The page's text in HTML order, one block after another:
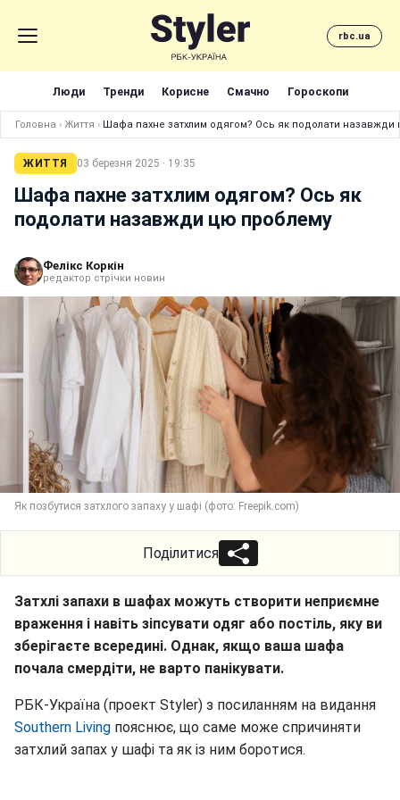
rbc.ua
Люди Тренди Корисне Смачно Гороскопи
Головна › Життя › Шафа пахне затхлим одягом? Ось як подолати назавжди
ЖИТТЯ 03 березня 2025 · 19:35
Шафа пахне затхлим одягом? Ось як
подолати назавжди цю проблему
Фелікс Коркін
редактор стрічки новин
Як позбутися затхлого запаху у шафі (фото: Freepik.com)
Поділитися
Затхлі запахи в шафах можуть створити неприємне
враження і навіть зіпсувати одяг або постіль, яку ви
зберігаєте всередині. Однак, якщо ваша шафа
почала смердіти, не варто панікувати.
РБК-Україна (проект Styler) з посиланням на видання
Southern Living пояснює, що саме може спричиняти
затхлий запах у шафі та як із ним боротися.